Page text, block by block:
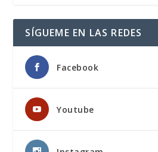
SÍGUEME EN LAS REDES
Facebook
Youtube